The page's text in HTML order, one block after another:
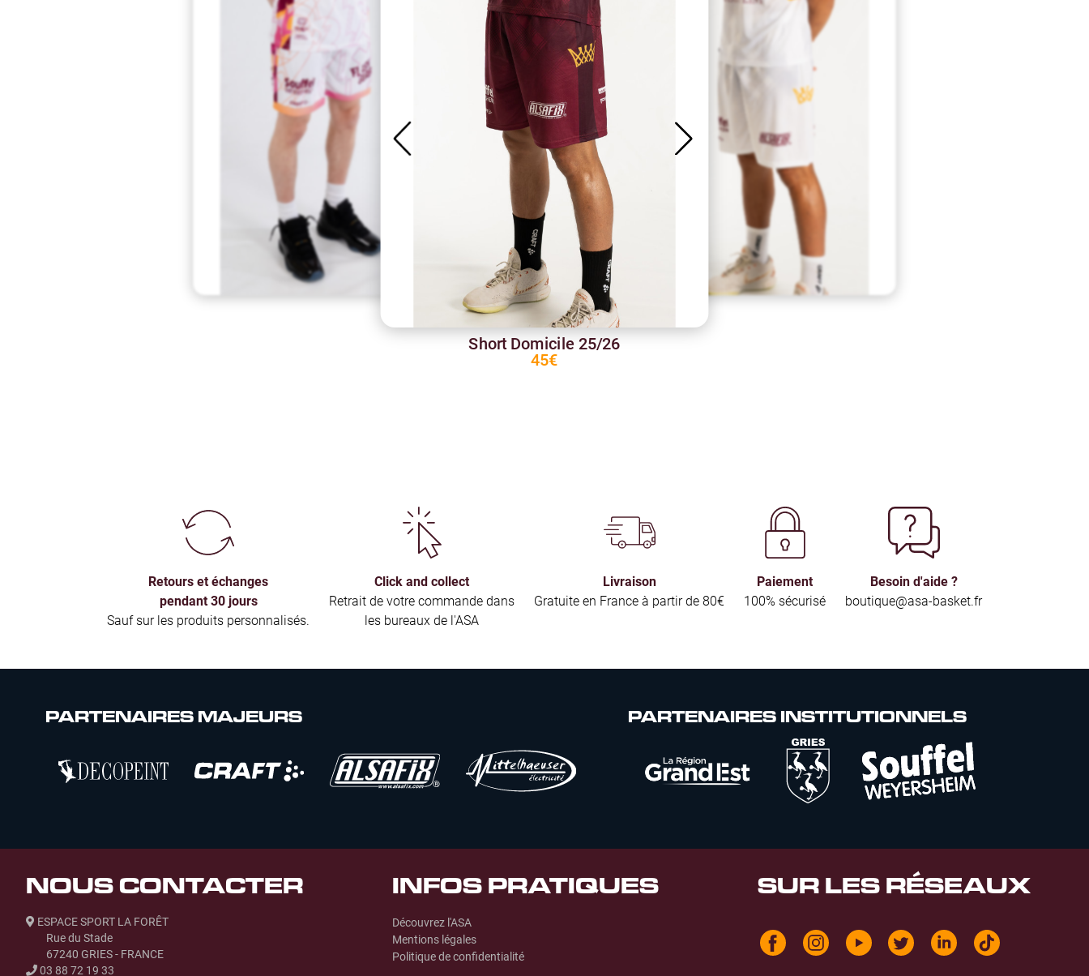
Short Domicile 25/26
45€
Retours et échanges
pendant 30 jours
Sauf sur les produits personnalisés.
Click and collect
Retrait de votre commande dans
les bureaux de l'ASA
Livraison
Gratuite en France à partir de 80€
Paiement
100% sécurisé
Besoin d'aide ?
boutique@asa-basket.fr
PARTENAIRES MAJEURS PARTENAIRES INSTITUTIONNELS
NOUS CONTACTER
ESPACE SPORT LA FORÊT
Rue du Stade
67240 GRIES - FRANCE
03 88 72 19 33
INFOS PRATIQUES
Découvrez l'ASA
Mentions légales
Politique de confidentialité
SUR LES RÉSEAUX